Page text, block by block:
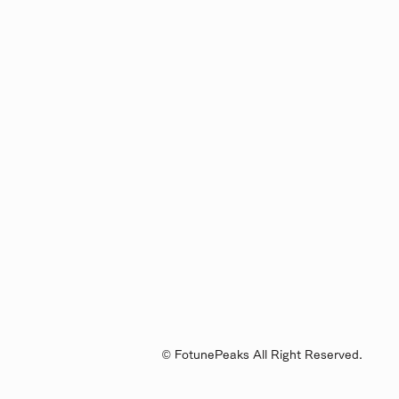
© FotunePeaks All Right Reserved.